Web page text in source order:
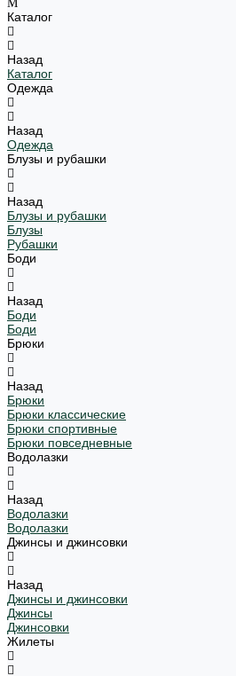
Каталог
Назад
Каталог
Одежда
Назад
Одежда
Блузы и рубашки
Назад
Блузы и рубашки
Блузы
Рубашки
Боди
Назад
Боди
Боди
Брюки
Назад
Брюки
Брюки классические
Брюки спортивные
Брюки повседневные
Водолазки
Назад
Водолазки
Водолазки
Джинсы и джинсовки
Назад
Джинсы и джинсовки
Джинсы
Джинсовки
Жилеты